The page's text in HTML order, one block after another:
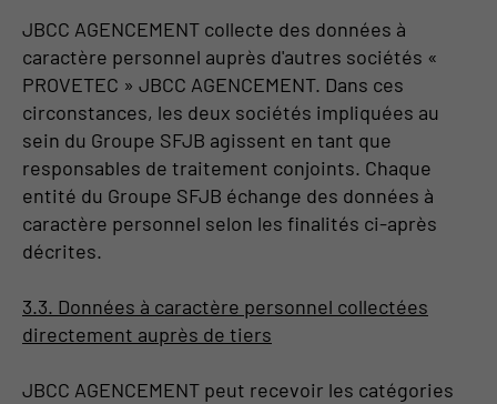
JBCC AGENCEMENT collecte des données à
caractère personnel auprès d'autres sociétés «
PROVETEC » JBCC AGENCEMENT. Dans ces
circonstances, les deux sociétés impliquées au
sein du Groupe SFJB agissent en tant que
responsables de traitement conjoints. Chaque
entité du Groupe SFJB échange des données à
caractère personnel selon les finalités ci-après
décrites.
3.3. Données à caractère personnel collectées
directement auprès de tiers
JBCC AGENCEMENT peut recevoir les catégories